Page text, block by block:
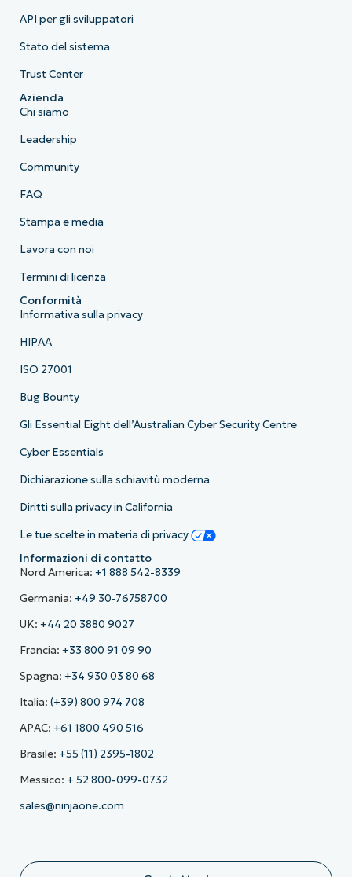
API per gli sviluppatori
Stato del sistema
Trust Center
Azienda
Chi siamo
Leadership
Community
FAQ
Stampa e media
Lavora con noi
Termini di licenza
Conformità
Informativa sulla privacy
HIPAA
ISO 27001
Bug Bounty
Gli Essential Eight dell’Australian Cyber Security Centre
Cyber Essentials
Dichiarazione sulla schiavitù moderna
Diritti sulla privacy in California
Le tue scelte in materia di privacy
Informazioni di contatto
Nord America: +1 888 542-8339
Germania: +49 30-76758700
UK: +44 20 3880 9027
Francia: +33 800 91 09 90
Spagna: +34 930 03 80 68
Italia: (+39) 800 974 708
APAC: +61 1800 490 516
Brasile: +55 (11) 2395-1802
Messico: + 52 800-099-0732
sales@ninjaone.com